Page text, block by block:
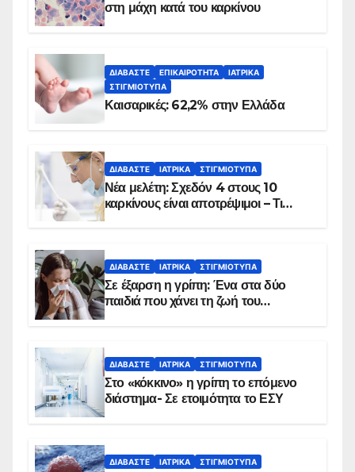
στη μάχη κατά του καρκίνου
ΔΙΑΒΆΣΤΕ ΕΠΙΚΑΙΡΌΤΗΤΑ
ΙΑΤΡΙΚΆ
ΣΤΙΓΜΙΌΤΥΠΑ
Καισαρικές: 62,2% στην Ελλάδα
ΔΙΑΒΆΣΤΕ ΙΑΤΡΙΚΆ ΣΤΙΓΜΙΌΤΥΠΑ
Νέα μελέτη: Σχεδόν 4 στους 10
καρκίνους είναι αποτρέψιμοι – Τι
ΔΙΑΒΆΣΤΕ ΙΑΤΡΙΚΆ ΣΤΙΓΜΙΌΤΥΠΑ
Σε έξαρση η γρίπη: Ένα στα δύο
παιδιά που χάνει τη ζωή του
ΔΙΑΒΆΣΤΕ ΙΑΤΡΙΚΆ ΣΤΙΓΜΙΌΤΥΠΑ
Στο «κόκκινο» η γρίπη το επόμενο
διάστημα- Σε ετοιμότητα το ΕΣΥ
ΔΙΑΒΆΣΤΕ ΙΑΤΡΙΚΆ ΣΤΙΓΜΙΌΤΥΠΑ